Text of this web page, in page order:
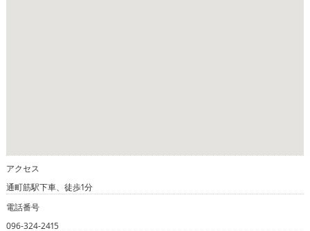
アクセス
通町筋駅下車、徒歩1分
電話番号
096-324-2415